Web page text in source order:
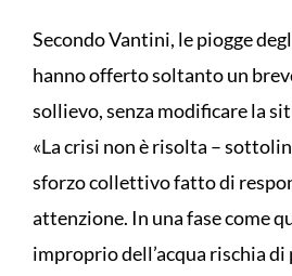
Secondo Vantini, le piogge
hanno offerto soltanto un
sollievo, senza modificare la
«La crisi non è risolta –
sforzo collettivo fatto di
attenzione. In una fase come
improprio dell’acqua rischia